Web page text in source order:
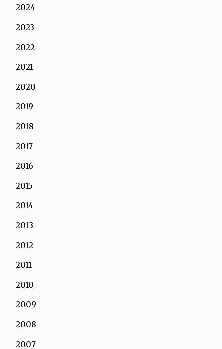
2024
2023
2022
2021
2020
2019
2018
2017
2016
2015
2014
2013
2012
2011
2010
2009
2008
2007